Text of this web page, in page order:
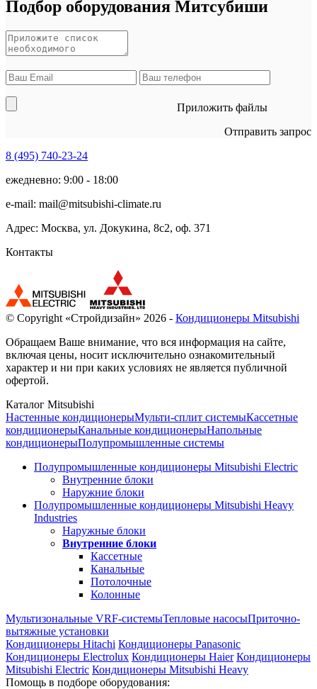
Подбор оборудования Митсубиши
Приложить файлы
Отправить запрос
8 (495) 740-23-24
ежедневно: 9:00 - 18:00
e-mail: mail@mitsubishi-climate.ru
Адрес: Москва, ул. Докукина, 8с2, оф. 371
Контакты
© Copyright «Стройдизайн» 2026 - Кондиционеры Mitsubishi
Обращаем Ваше внимание, что вся информация на сайте,
включая цены, носит исключительно ознакомительный
характер и ни при каких условиях не является публичной
офертой.
Каталог Mitsubishi
Настенные кондиционерыМульти-сплит системыКассетные
кондиционерыКанальные кондиционерыНапольные
кондиционерыПолупромышленные системы
Полупромышленные кондиционеры Mitsubishi Electric
Внутренние блоки
Наружние блоки
Полупромышленные кондиционеры Mitsubishi Heavy
Industries
Наружные блоки
Внутренние блоки
Кассетные
Канальные
Потолочные
Колонные
Мультизональные VRF-системыТепловые насосыПриточно-
вытяжные установки
Кондиционеры Hitachi Кондиционеры Panasonic
Кондиционеры Electrolux Кондиционеры Haier Кондиционеры
Mitsubishi Electric Кондиционеры Mitsubishi Heavy
Помощь в подборе оборудования: